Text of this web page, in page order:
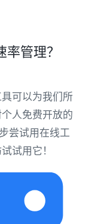
管理？
可以为我们所
人免费开放的
尝试用在线工
试用它！